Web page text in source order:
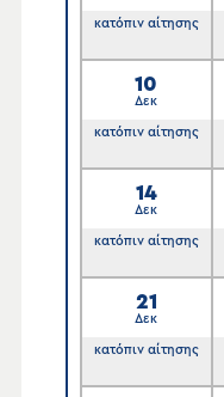
κατόπιν αίτησης
10
Δεκ
κατόπιν αίτησης
14
Δεκ
κατόπιν αίτησης
21
Δεκ
κατόπιν αίτησης